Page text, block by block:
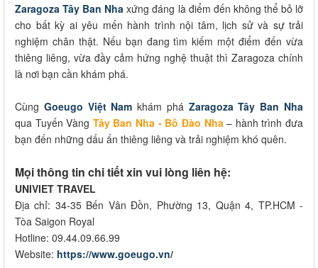
Zaragoza Tây Ban Nha xứng đáng là điểm đến không thể bỏ lỡ
cho bất kỳ ai yêu mến hành trình nội tâm, lịch sử và sự trải
nghiệm chân thật. Nếu bạn đang tìm kiếm một điểm đến vừa
thiêng liêng, vừa đầy cảm hứng nghệ thuật thì Zaragoza chính
là nơi bạn cần khám phá.
Cùng Goeugo Việt Nam khám phá Zaragoza Tây Ban Nha
qua Tuyến Vàng Tây Ban Nha - Bồ Đào Nha – hành trình đưa
bạn đến những dấu ấn thiêng liêng và trải nghiệm khó quên.
Mọi thông tin chi tiết xin vui lòng liên hệ:
UNIVIET TRAVEL
Địa chỉ: 34-35 Bến Vân Đồn, Phường 13, Quận 4, TP.HCM -
Tòa Saigon Royal
Hotline: 09.44.09.66.99
Website: https://www.goeugo.vn/